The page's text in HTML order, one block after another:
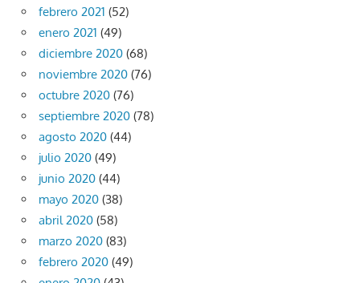
febrero 2021 (52)
enero 2021 (49)
diciembre 2020 (68)
noviembre 2020 (76)
octubre 2020 (76)
septiembre 2020 (78)
agosto 2020 (44)
julio 2020 (49)
junio 2020 (44)
mayo 2020 (38)
abril 2020 (58)
marzo 2020 (83)
febrero 2020 (49)